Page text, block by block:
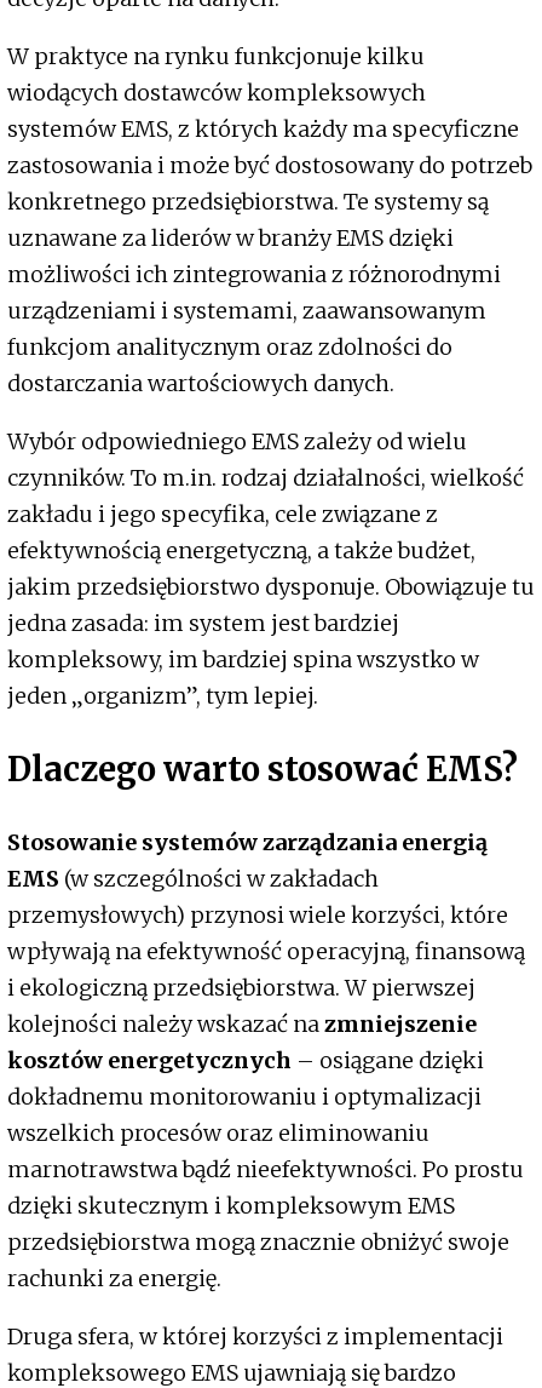
W praktyce na rynku funkcjonuje kilku
wiodących dostawców kompleksowych
systemów EMS, z których każdy ma specyficzne
zastosowania i może być dostosowany do potrzeb
konkretnego przedsiębiorstwa. Te systemy są
uznawane za liderów w branży EMS dzięki
możliwości ich zintegrowania z różnorodnymi
urządzeniami i systemami, zaawansowanym
funkcjom analitycznym oraz zdolności do
dostarczania wartościowych danych.
Wybór odpowiedniego EMS zależy od wielu
czynników. To m.in. rodzaj działalności, wielkość
zakładu i jego specyfika, cele związane z
efektywnością energetyczną, a także budżet,
jakim przedsiębiorstwo dysponuje. Obowiązuje tu
jedna zasada: im system jest bardziej
kompleksowy, im bardziej spina wszystko w
jeden „organizm”, tym lepiej.
Dlaczego warto stosować EMS?
Stosowanie systemów zarządzania energią
EMS (w szczególności w zakładach
przemysłowych) przynosi wiele korzyści, które
wpływają na efektywność operacyjną, finansową
i ekologiczną przedsiębiorstwa. W pierwszej
kolejności należy wskazać na zmniejszenie
kosztów energetycznych – osiągane dzięki
dokładnemu monitorowaniu i optymalizacji
wszelkich procesów oraz eliminowaniu
marnotrawstwa bądź nieefektywności. Po prostu
dzięki skutecznym i kompleksowym EMS
przedsiębiorstwa mogą znacznie obniżyć swoje
rachunki za energię.
Druga sfera, w której korzyści z implementacji
kompleksowego EMS ujawniają się bardzo